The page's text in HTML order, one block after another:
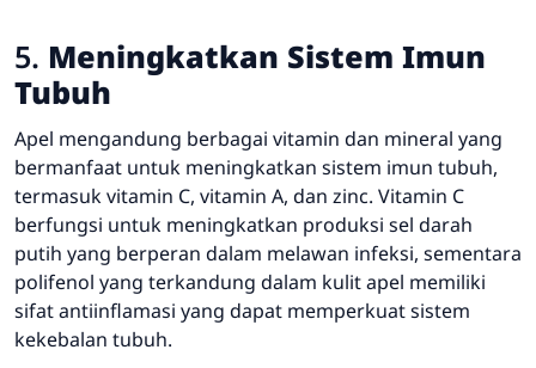
5. Meningkatkan Sistem Imun
Tubuh
Apel mengandung berbagai vitamin dan mineral yang
bermanfaat untuk meningkatkan sistem imun tubuh,
termasuk vitamin C, vitamin A, dan zinc. Vitamin C
berfungsi untuk meningkatkan produksi sel darah
putih yang berperan dalam melawan infeksi, sementara
polifenol yang terkandung dalam kulit apel memiliki
sifat antiinflamasi yang dapat memperkuat sistem
kekebalan tubuh.